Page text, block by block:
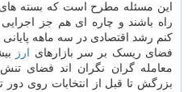
این مسئله مطرح است که بسته های
راه باشند و چاره ای هم جز
کنم رشد اقتصادی در سه ماهه
فضای ریسک بر سر بازارهای
ارز
معامله گران نگران اند فضای
بزرگش تا قبل از انتخابات روی دور